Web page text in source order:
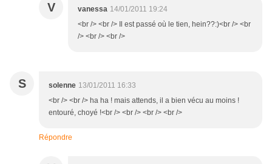
V vanessa 14/01/2011 19:24
<br /> <br /> Il est passé où le tien, hein??:)<br /> <br
/> <br /> <br />
S solenne 13/01/2011 16:33
<br /> <br /> ha ha ! mais attends, il a bien vécu au moins !
entouré, choyé !<br /> <br /> <br /> <br />
Répondre